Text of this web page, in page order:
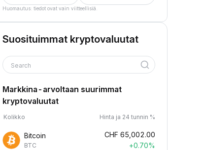
Huomautus: tiedot ovat vain viitteellisiä.
Suosituimmat kryptovaluutat
Search
Markkina-arvoltaan suurimmat
kryptovaluutat
Kolikko Hinta ja 24 tunnin %
Bitcoin
BTC
CHF 65,002.00
+0.70%